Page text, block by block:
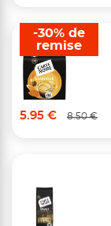
5.95 € 8.50 €
-30% de
remise